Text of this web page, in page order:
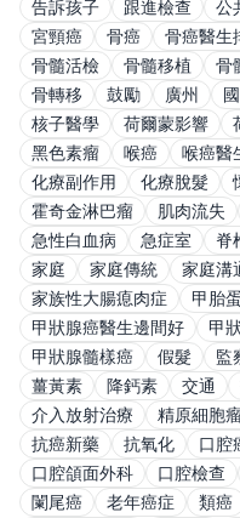
告訴孩子
跟進檢查 公
宮頸癌
骨癌 骨癌醫生
骨髓活檢
骨髓移植 骨
骨轉移
鼓勵 廣州
核子醫學
荷爾蒙影響
黑色素瘤
喉癌 喉癌醫
化療副作用
化療脫髮
霍奇金淋巴瘤
肌肉流失
急性白血病
急症室 脊
家庭
家庭傳統 家庭溝
家族性大腸瘜肉症
甲胎
甲狀腺癌醫生邊間好
甲
甲狀腺髓樣癌
假髮 監
薑黃素
降鈣素 交通
介入放射治療
精原細胞
抗癌新藥
抗氧化 口腔
口腔頜面外科
口腔檢查
闌尾癌
老年癌症 類癌